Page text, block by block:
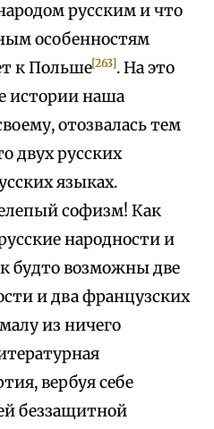
русским и что
особенностям
к Польше[263]. На это
истории наша
отозвалась тем
двух русских
языках.
софизм! Как
народности и
будто возможны две
и два французских
из ничего
вербуя себе
беззащитной